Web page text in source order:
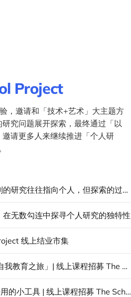
Project
，邀请和「技术+艺术」大主题方
究问题展开探索，最终通过「以
请更多人来继续推进「个人研
The School Project 线上课程招募：真正深刻的研究往往指向个人，但探索的过程可以一起发生
无数勾连中探寻个人研究的独特性
线上结业市集
个人品牌工作坊：借助「品牌之旅」设计「自我教育之旅」| 线上课程招募 The School Project
给技术小白的 AI 编程课：为自己写个欢乐好用的小工具 | 线上课程招募 The School Project